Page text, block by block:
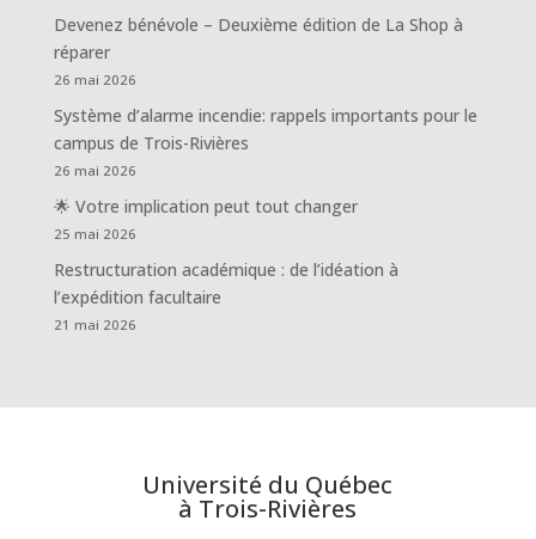
Devenez bénévole – Deuxième édition de La Shop à
réparer
26 mai 2026
Système d’alarme incendie: rappels importants pour le
campus de Trois-Rivières
26 mai 2026
🌟 Votre implication peut tout changer
25 mai 2026
Restructuration académique : de l’idéation à
l’expédition facultaire
21 mai 2026
Université du Québec
à Trois-Rivières